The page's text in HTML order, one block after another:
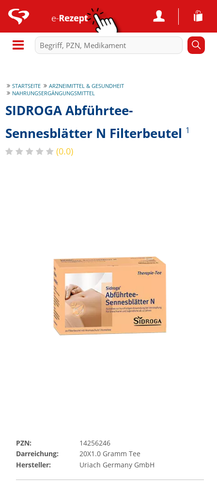
STARTSEITE
ARZNEIMITTEL & GESUNDHEIT
NAHRUNGSERGÄNGUNGSMITTEL
SIDROGA Abführtee-
Sennesblätter N Filterbeutel 1
(0.0)
PZN:
14256246
Darreichung:
20X1.0 Gramm Tee
Hersteller:
Uriach Germany GmbH